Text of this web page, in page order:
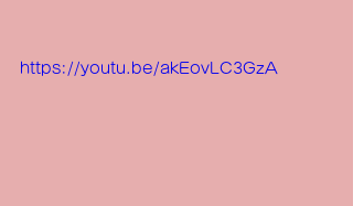
https://youtu.be/akEovLC3GzA